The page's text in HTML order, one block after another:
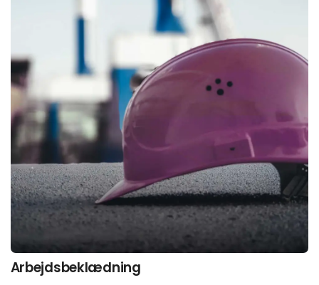
Arbejds­beklædning